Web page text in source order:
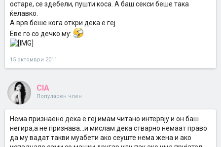
остаре, се здебели, пушти коса. А баш секси беше така
ќелавко.
А врв беше кога откри дека е геј.
Еве го со дечко му:
15 октомври 2011
CIA
Популарен член
Нема признаено дека е геј имам читано интервју и он баш
негира,а не признава...и мислам дека стварно немаат право
да му вадат такви муабети ако сеуште нема жена и ако